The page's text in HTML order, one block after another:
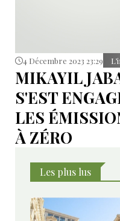
4 Décembre 2023 23:29
MIKAYIL
S'EST
LES
À ZÉRO
Les plus lus